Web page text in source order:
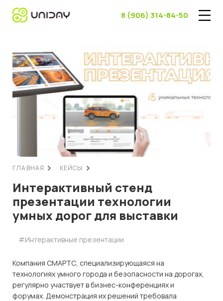
8 (906) 314-84-50
ГЛАВНАЯ КЕЙСЫ
Интерактивный стенд
презентации технологии
умных дорог для выставки
#Интерактивные презентации
Компания СМАРТС, специализирующаяся на
технологиях умного города и безопасности на дорогах,
регулярно участвует в бизнес-конференциях и
форумах. Демонстрация их решений требовала